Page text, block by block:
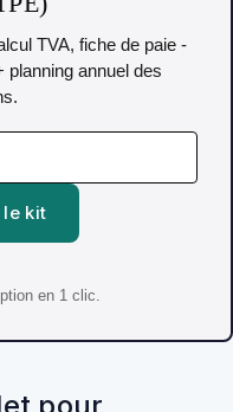
TVA, fiche de paie -
planning annuel des
le kit
en 1 clic.
pour